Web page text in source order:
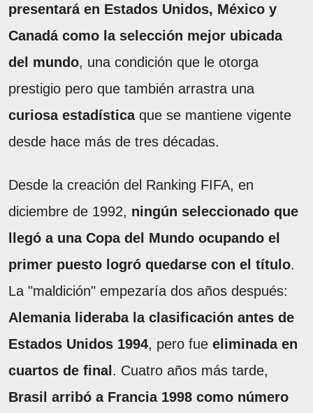
presentará en Estados Unidos, México y
Canadá como la selección mejor ubicada
del mundo, una condición que le otorga
prestigio pero que también arrastra una
curiosa estadísticaque se mantiene vigente
desde hace más de tres décadas.
Desde la creación del Ranking FIFA, en
diciembre de 1992, ningún seleccionado que
llegó a una Copa del Mundo ocupando el
primer puesto logró quedarse con el título.
La "maldición" empezaría dos años después:
Alemania lideraba la clasificación antes de
Estados Unidos 1994, pero fue eliminada en
cuartos de final. Cuatro años más tarde,
Brasil arribó a Francia 1998 como número